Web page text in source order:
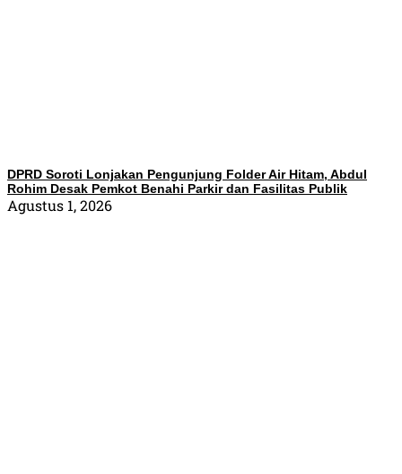
DPRD Soroti Lonjakan Pengunjung Folder Air Hitam, Abdul
Rohim Desak Pemkot Benahi Parkir dan Fasilitas Publik
Agustus 1, 2026